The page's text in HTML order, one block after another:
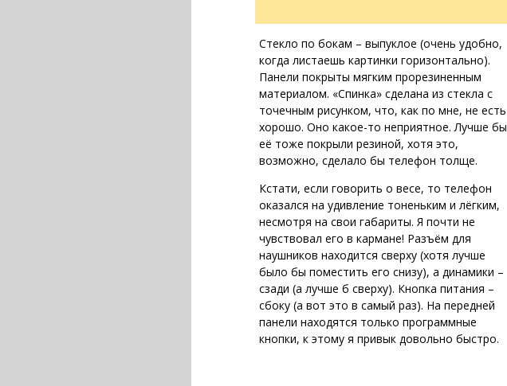
Стекло по бокам – выпуклое (очень удобно,
когда листаешь картинки горизонтально).
Панели покрыты мягким прорезиненным
материалом. «Спинка» сделана из стекла с
точечным рисунком, что, как по мне, не есть
хорошо. Оно какое-то неприятное. Лучше бы
её тоже покрыли резиной, хотя это,
возможно, сделало бы телефон толще.
Кстати, если говорить о весе, то телефон
оказался на удивление тоненьким и лёгким,
несмотря на свои габариты. Я почти не
чувствовал его в кармане! Разъём для
наушников находится сверху (хотя лучше
было бы поместить его снизу), а динамики –
сзади (а лучше б сверху). Кнопка питания –
сбоку (а вот это в самый раз). На передней
панели находятся только программные
кнопки, к этому я привык довольно быстро.